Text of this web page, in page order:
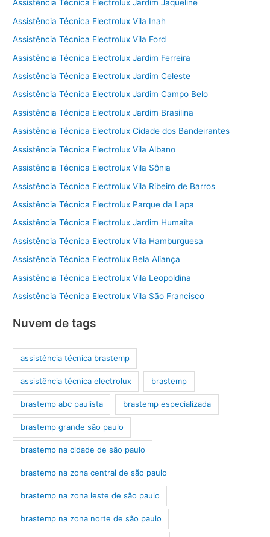
Assistência Técnica Electrolux Jardim Jaqueline
Assistência Técnica Electrolux Vila Inah
Assistência Técnica Electrolux Vila Ford
Assistência Técnica Electrolux Jardim Ferreira
Assistência Técnica Electrolux Jardim Celeste
Assistência Técnica Electrolux Jardim Campo Belo
Assistência Técnica Electrolux Jardim Brasilina
Assistência Técnica Electrolux Cidade dos Bandeirantes
Assistência Técnica Electrolux Vila Albano
Assistência Técnica Electrolux Vila Sônia
Assistência Técnica Electrolux Vila Ribeiro de Barros
Assistência Técnica Electrolux Parque da Lapa
Assistência Técnica Electrolux Jardim Humaita
Assistência Técnica Electrolux Vila Hamburguesa
Assistência Técnica Electrolux Bela Aliança
Assistência Técnica Electrolux Vila Leopoldina
Assistência Técnica Electrolux Vila São Francisco
Nuvem de tags
assistência técnica brastemp
assistência técnica electrolux brastemp
brastemp abc paulista brastemp especializada
brastemp grande são paulo
brastemp na cidade de são paulo
brastemp na zona central de são paulo
brastemp na zona leste de são paulo
brastemp na zona norte de são paulo